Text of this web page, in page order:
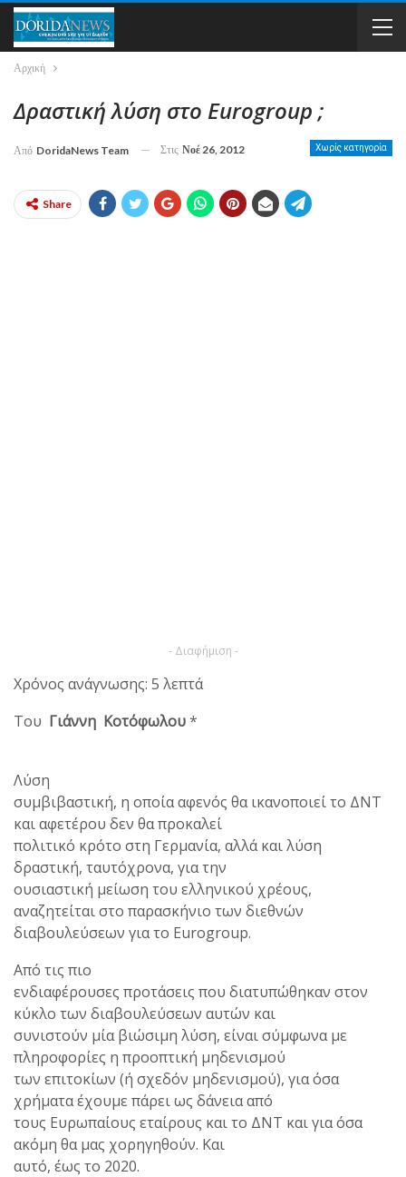
Αρχική
Δραστική λύση στο Eurogroup ;
Χωρίς κατηγορία
Από DoridaNews Team Στις Νοέ 26, 2012
Share
- Διαφήμιση -
Χρόνος ανάγνωσης: 5 λεπτά
Του Γιάννη Κοτόφωλου*
Λύση
συμβιβαστική, η οποία αφενός θα ικανοποιεί το ΔΝΤ
και αφετέρου δεν θα προκαλεί
πολιτικό κρότο στη Γερμανία, αλλά και λύση
δραστική, ταυτόχρονα, για την
ουσιαστική μείωση του ελληνικού χρέους,
αναζητείται στο παρασκήνιο των διεθνών
διαβουλεύσεων για το Eurogroup.
Από τις πιο
ενδιαφέρουσες προτάσεις που διατυπώθηκαν στον
κύκλο των διαβουλεύσεων αυτών και
συνιστούν μία βιώσιμη λύση, είναι σύμφωνα με
πληροφορίες η προοπτική μηδενισμού
των επιτοκίων (ή σχεδόν μηδενισμού), για όσα
χρήματα έχουμε πάρει ως δάνεια από
τους Ευρωπαίους εταίρους και το ΔΝΤ και για όσα
ακόμη θα μας χορηγηθούν. Και
αυτό, έως το 2020.